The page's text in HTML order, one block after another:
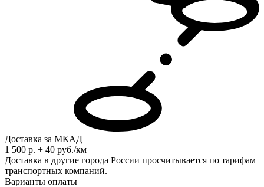
Доставка за МКАД
1 500 р. + 40 руб./км
Доставка в другие города России просчитывается по тарифам
транспортных компаний.
Варианты оплаты